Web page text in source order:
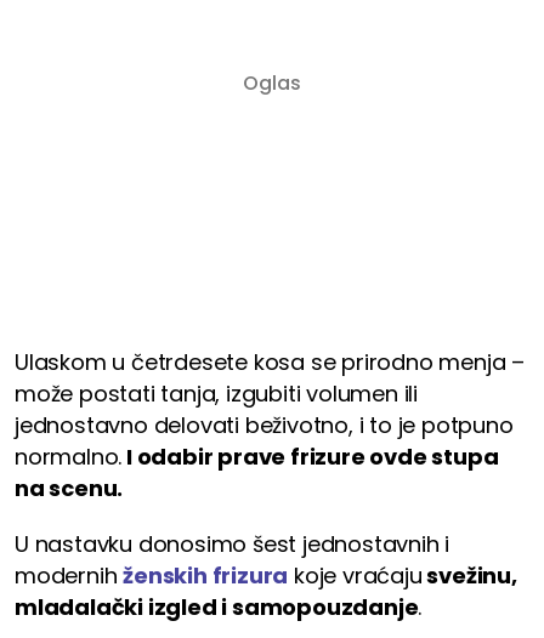
Ulaskom u četrdesete kosa se prirodno menja –
može postati tanja, izgubiti volumen ili
jednostavno delovati beživotno, i to je potpuno
normalno. I odabir prave frizure ovde stupa
na scenu.
U nastavku donosimo šest jednostavnih i
modernihženskih frizura koje vraćajusvežinu,
mladalački izgled i samopouzdanje.